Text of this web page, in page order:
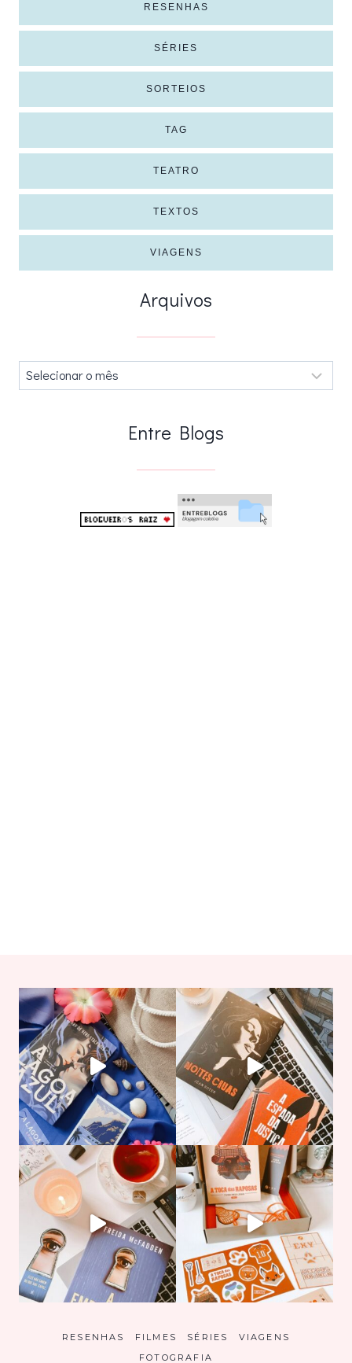
RESENHAS
SÉRIES
SORTEIOS
TAG
TEATRO
TEXTOS
VIAGENS
Arquivos
Arquivos
Entre Blogs
RESENHAS FILMES SÉRIES
VIAGENS
FOTOGRAFIA